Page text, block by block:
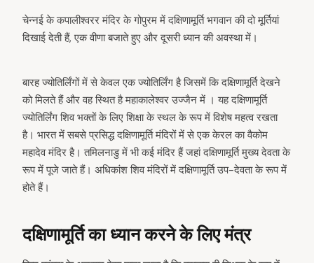
चेन्नई के कपालीश्वरर मंदिर के गोपुरम में दक्षिणामूर्ति भगवान की दो मूर्तियां
दिखाई देती हैं, एक वीणा बजाते हुए और दूसरी ध्यान की अवस्था में।
बारह ज्योतिर्लिंगों में से केवल एक ज्योतिर्लिंग है जिसमें कि दक्षिणामूर्ति देखने
को मिलते हैं और वह स्थित है महाकालेश्वर उज्जैन में । यह दक्षिणामूर्ति
ज्योतिर्लिंग शिव भक्तों के लिए शिक्षा के स्थल के रूप में विशेष महत्व रखता
है। भारत में सबसे प्रसिद्ध दक्षिणामूर्ति मंदिरों में से एक केरल का वैकोम
महादेव मंदिर है। तमिलनाडु में भी कई मंदिर हैं जहां दक्षिणामूर्ति मुख्य देवता के
रूप में पूजे जाते हैं। अधिकांश शिव मंदिरों में दक्षिणामूर्ति उप-देवता के रूप में
होते हैं।
दक्षिणामूर्ति का ध्यान करने के लिए मंत्र